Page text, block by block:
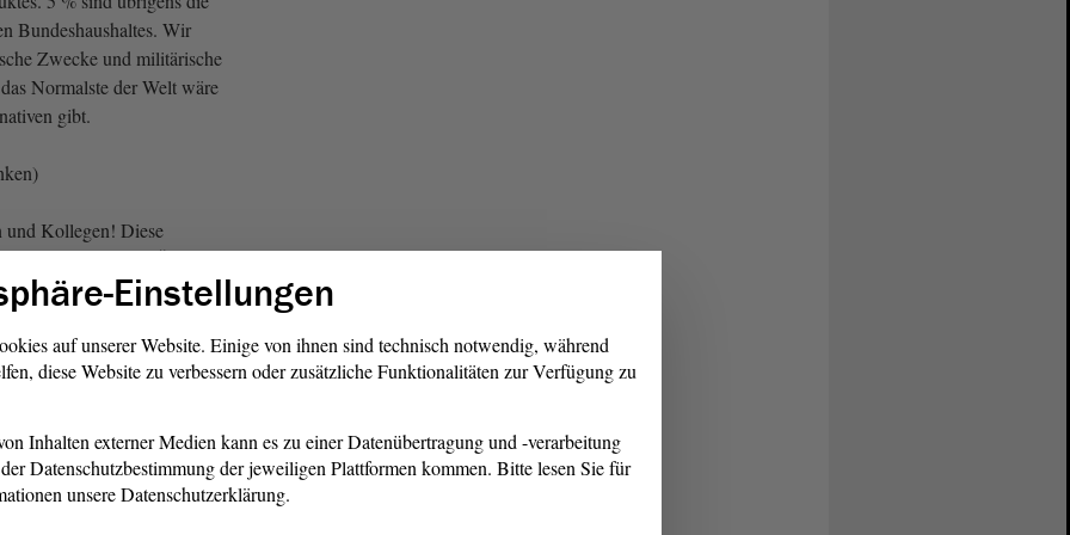
Bundeshaushaltes. Wir
Zwecke und militärische
Normalste der Welt wäre
gibt.
Kollegen! Diese
notwendig. Über
wir diskutieren, um
in die nächste
neue Etappe. Die meisten
wissen. Es gibt einen
Wehrpflicht - einen
Einstellungen
auf unserer Website. Einige von ihnen sind technisch notwendig, während
diese Website zu verbessern oder zusätzliche Funktionalitäten zur Verfügung zu
Inhalten externer Medien kann es zu einer Datenübertragung und -verarbeitung
Datenschutzbestimmung der jeweiligen Plattformen kommen. Bitte lesen Sie für
unsere Datenschutzerklärung.